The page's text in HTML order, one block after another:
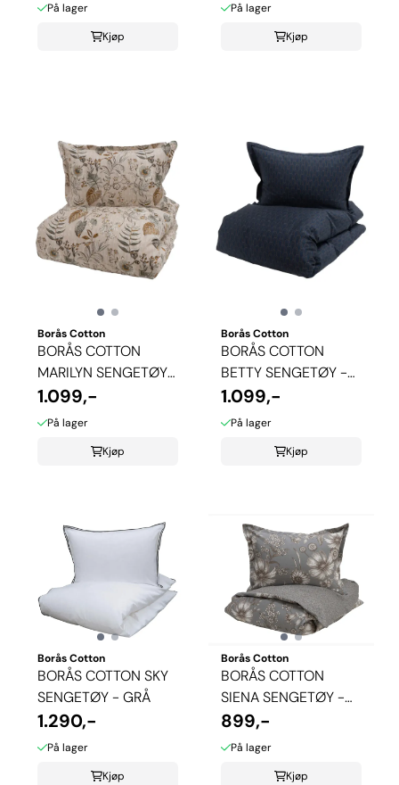
På lager
Kjøp
På lager
Kjøp
Borås Cotton
BORÅS COTTON
MARILYN SENGETØY -
BEIGE
1.099,-
På lager
Kjøp
Borås Cotton
BORÅS COTTON
BETTY SENGETØY -
BLÅ
1.099,-
På lager
Kjøp
Borås Cotton
BORÅS COTTON SKY
SENGETØY - GRÅ
1.290,-
På lager
Kjøp
Borås Cotton
BORÅS COTTON
SIENA SENGETØY -
GRÅ
899,-
På lager
Kjøp